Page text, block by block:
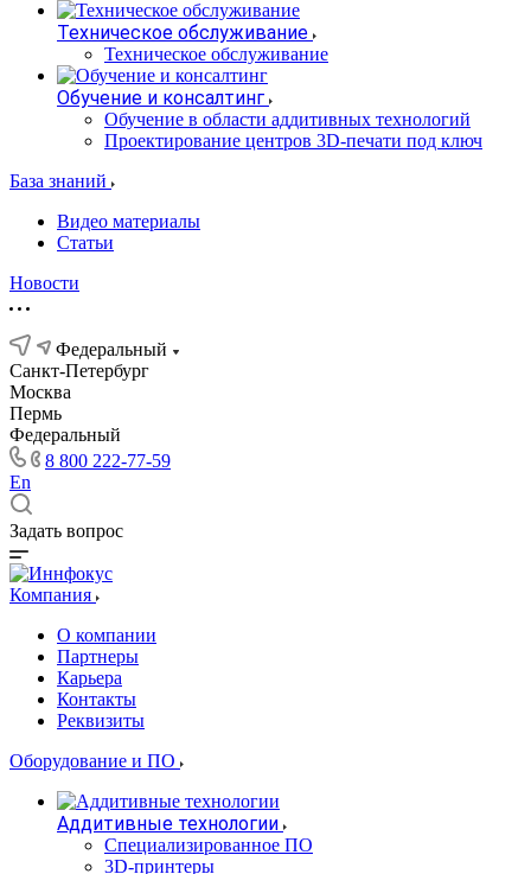
Техническое обслуживание
Техническое обслуживание
Обучение и консалтинг
Обучение в области аддитивных технологий
Проектирование центров 3D-печати под ключ
База знаний
Видео материалы
Статьи
Новости
Федеральный
Санкт-Петербург
Москва
Пермь
Федеральный
8 800 222-77-59
En
Задать вопрос
Компания
О компании
Партнеры
Карьера
Контакты
Реквизиты
Оборудование и ПО
Аддитивные технологии
Специализированное ПО
3D-принтеры